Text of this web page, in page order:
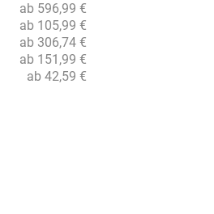
ab 596,99 €
ab 105,99 €
ab 306,74 €
ab 151,99 €
ab 42,59 €